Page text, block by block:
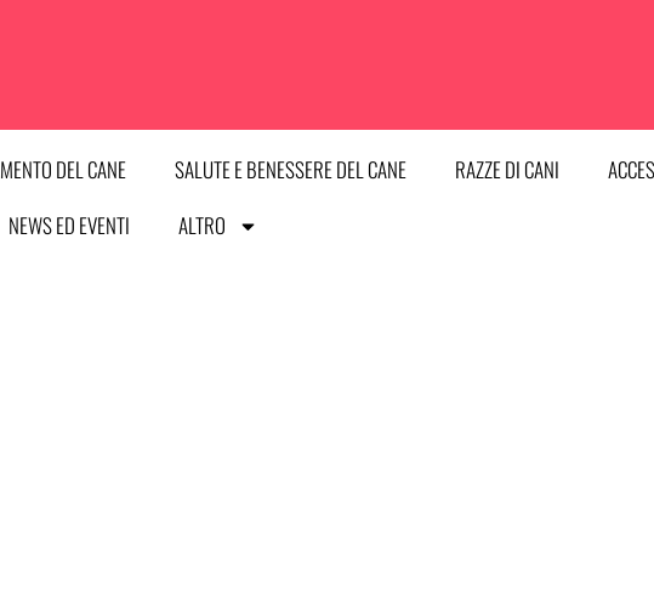
DEL CANE SALUTE E BENESSERE DEL CANE RAZZE DI CANI
NEWS ED EVENTI
ALTRO